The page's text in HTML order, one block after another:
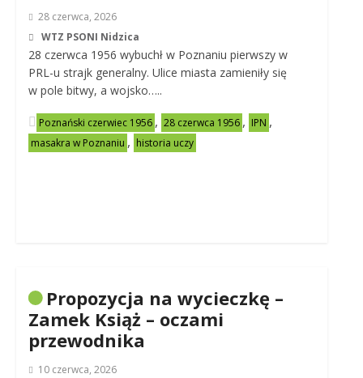
28 czerwca, 2026
WTZ PSONI Nidzica
28 czerwca 1956 wybuchł w Poznaniu pierwszy w
PRL-u strajk generalny. Ulice miasta zamieniły się
w pole bitwy, a wojsko…..
Poznański czerwiec 1956 , 28 czerwca 1956 , IPN ,
masakra w Poznaniu , historia uczy
Propozycja na wycieczkę –
Zamek Książ – oczami
przewodnika
10 czerwca, 2026